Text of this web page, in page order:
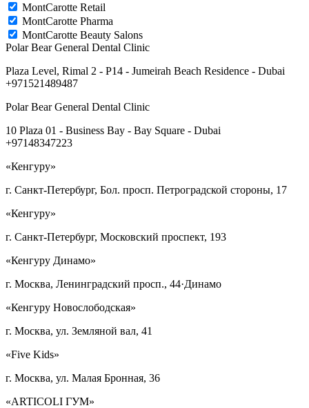
MontCarotte Retail
MontCarotte Pharma
MontCarotte Beauty Salons
Polar Bear General Dental Clinic
Plaza Level, Rimal 2 - P14 - Jumeirah Beach Residence - Dubai
+971521489487
Polar Bear General Dental Clinic
10 Plaza 01 - Business Bay - Bay Square - Dubai
+97148347223
«Кенгуру»
г. Санкт-Петербург, Бол. просп. Петроградской стороны, 17
«Кенгуру»
г. Санкт-Петербург, Московский проспект, 193
«Кенгуру Динамо»
г. Москва, Ленинградский просп., 44·Динамо
«Кенгуру Новослободская»
г. Москва, ул. Земляной вал, 41
«Five Kids»
г. Москва, ул. Малая Бронная, 36
«ARTICOLI ГУМ»